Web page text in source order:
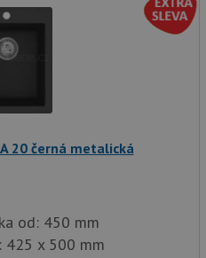
20 černá metalická
od: 450 mm
425 x 500 mm